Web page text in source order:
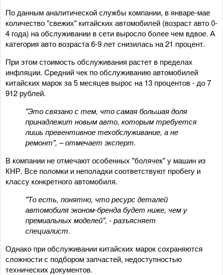
По данным аналитической службы компании, в январе-мае
количество "свежих" китайских автомобилей (возраст авто 0-
4 года) на обслуживании в сети выросло более чем вдвое. А
категория авто возраста 6-9 лет снизилась на 21 процент.
При этом стоимость обслуживания растет в пределах
инфляции. Cредний чек по обслуживанию автомобилей
китайских марок за 5 месяцев вырос на 13 процентов - до 7
912 рублей.
"Это связано с тем, что самая большая доля
принадлежит новым авто, которым требуется
лишь превентивное техобслуживание, а не
ремонт", – отмечает эксперт.
В компании не отмечают особенных "болячек" у машин из
КНР. Все поломки и неполадки соответствуют пробегу и
классу конкретного автомобиля.
"То есть, понятно, что ресурс деталей
автомобиля эконом-бренда будет ниже, чем у
премиальных моделей", - разъясняет
специалист.
Однако при обслуживании китайских марок сохраняются
сложности с подбором запчастей, недоступностью
технических документов.